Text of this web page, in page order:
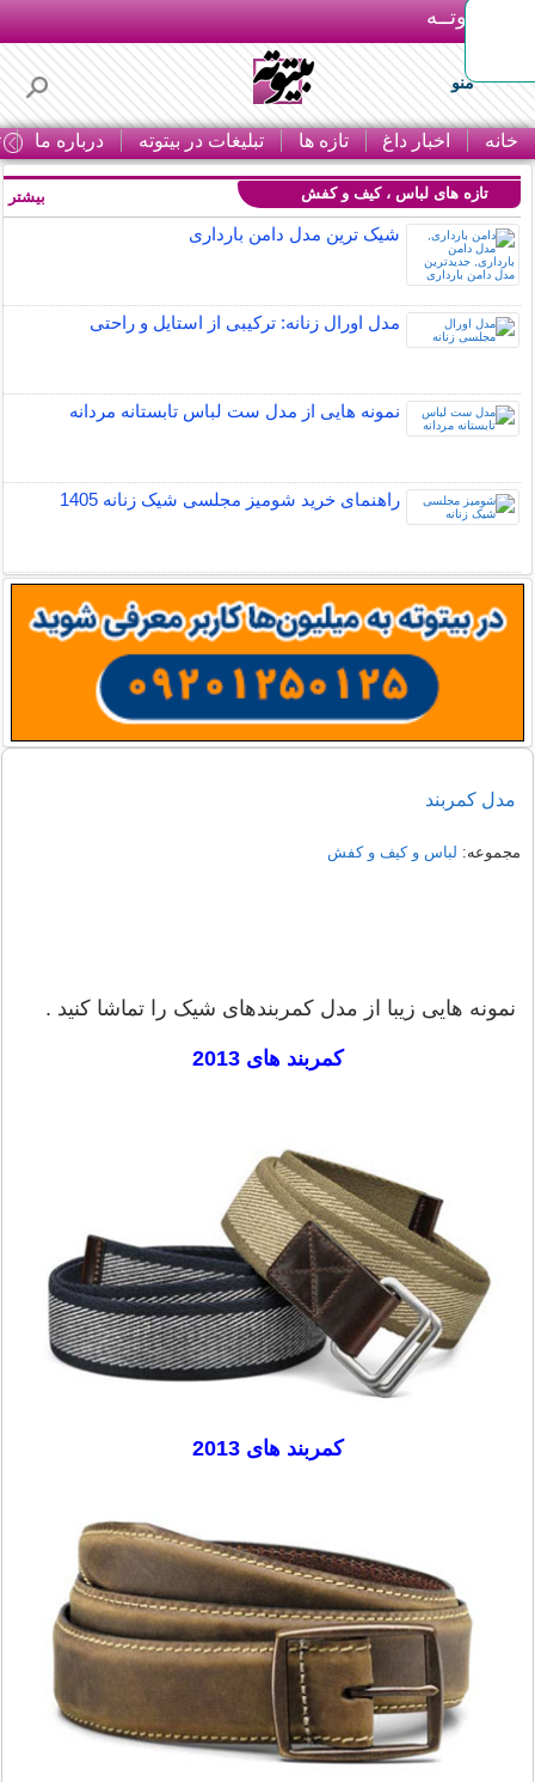
بـیتوتــه
منو
خانه اخبار داغ تازه ها تبلیغات در بیتوته درباره ما
تازه های لباس ، کیف و کفش
شیک ترین مدل دامن بارداری
مدل اورال زنانه: ترکیبی از استایل و راحتی
نمونه هایی از مدل ست لباس تابستانه مردانه
راهنمای خرید شومیز مجلسی شیک زنانه 1405
نمونه هایی از مدل یقه شومیز
دمپایی روفرشی خزدار
بیشتر
مدل کمربند
مجموعه: لباس و کیف و کفش
نمونه هایی زیبا از مدل کمربندهای شیک را تماشا کنید .
کمربند های 2013
کمربند های 2013